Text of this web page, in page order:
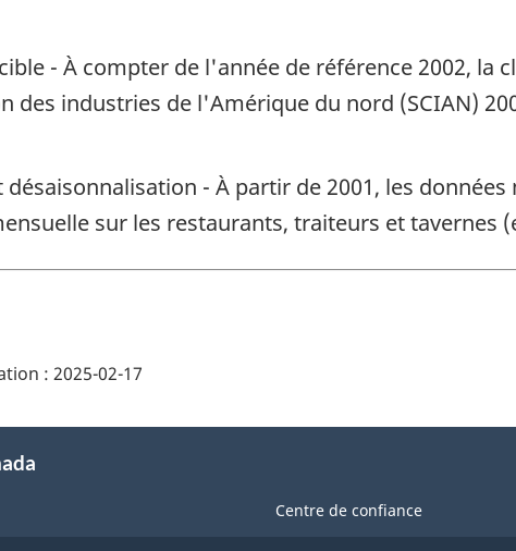
- À compter de l'année de référence 2002, la
des industries de l'Amérique du nord (SCIAN)
désaisonnalisation - À partir de 2001, les
sur les restaurants, traiteurs et tavernes
: 2025-02-17
Centre de confiance